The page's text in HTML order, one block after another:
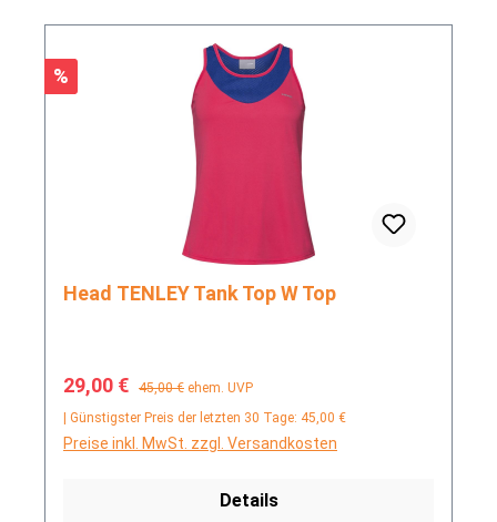
Rabatt
%
Head TENLEY Tank Top W Top
Verkaufspreis:
29,00 € Regulärer Preis:
45,00 € ehem. UVP
| Günstigster Preis der letzten 30 Tage: 45,00 €
Preise inkl. MwSt. zzgl. Versandkosten
Details